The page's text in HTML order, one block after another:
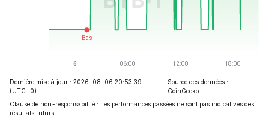
Dernière mise à jour : 2026-08-06 20:53:39
(UTC+0)
Source des données :
CoinGecko
Clause de non-responsabilité : Les performances passées ne sont pas indicatives des
résultats futurs.